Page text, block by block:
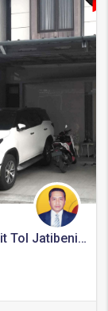
Rumah di Jatimakmur, Pondok Gede Exit Tol Jatibening